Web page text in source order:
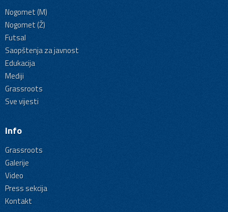
Nogomet (M)
Nogomet (Ž)
Futsal
Saopštenja za javnost
Edukacija
Mediji
Grassroots
Sve vijesti
Info
Grassroots
Galerije
Video
Press sekcija
Kontakt